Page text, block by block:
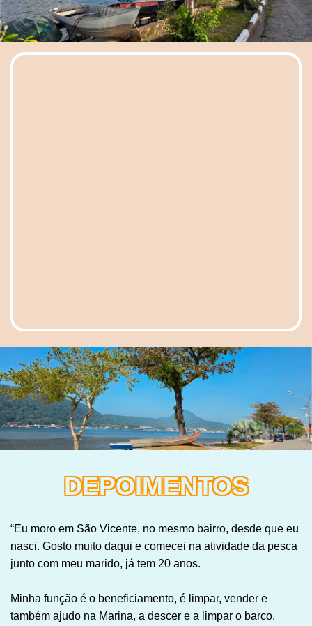
DEPOIMENTOS
“Eu moro em São Vicente, no mesmo bairro, desde que eu
nasci. Gosto muito daqui e comecei na atividade da pesca
junto com meu marido, já tem 20 anos.
Minha função é o beneficiamento, é limpar, vender e
também ajudo na Marina, a descer e a limpar o barco.